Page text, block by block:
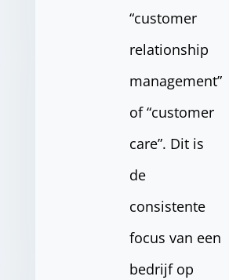
“customer
relationship
management”
of “customer
care”. Dit is
de
consistente
focus van een
bedrijf op